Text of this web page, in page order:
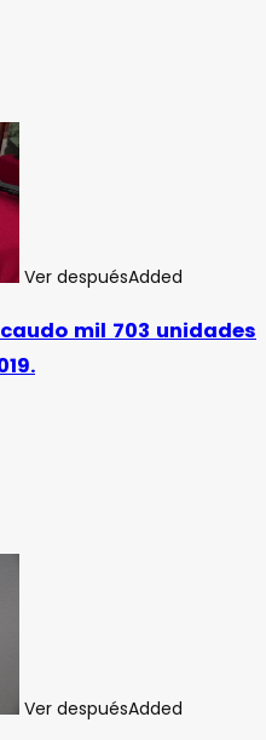
Ver despuésAdded
mil 703 unidades
Ver despuésAdded